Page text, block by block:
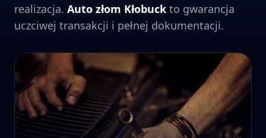
realizacja. Auto złom Kłobuck to gwarancja
uczciwej transakcji i pełnej dokumentacji.